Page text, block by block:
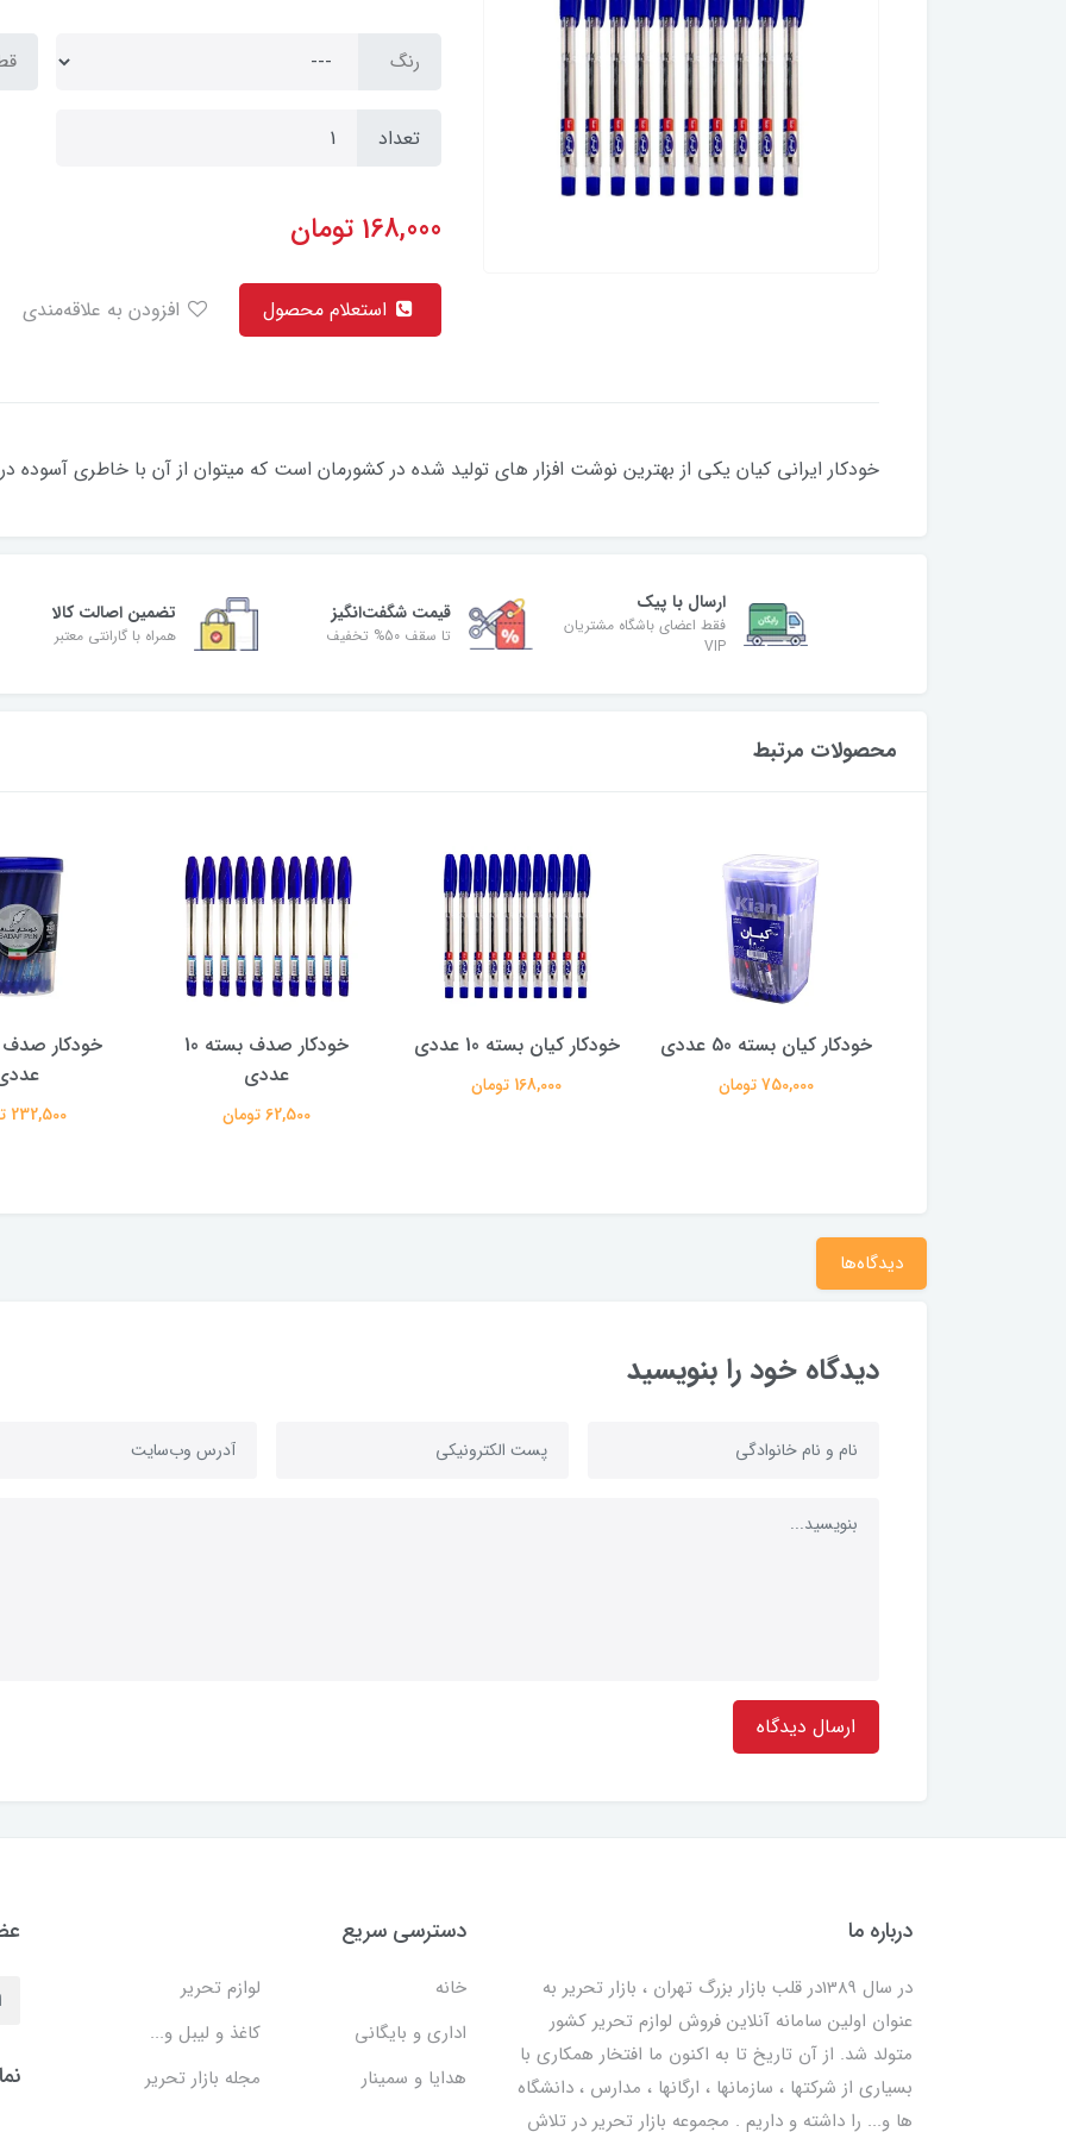
رنگ
تعداد
168,000 تومان
خودکار ایرانی کیان یکی از بهترین نوشت افزار های تولید شده در کشورمان است که میتوان از آن با خاطری آسوده
ارسال با پیک
فقط اعضای باشگاه مشتریان
VIP
قیمت شگفت‌انگیز
تا سقف 50% تخفیف
تضمین اصالت کالا
همراه با گارانتی معتبر
محصولات مرتبط
خودکار کیان بسته 10 عددی
168,000 تومان
خودکار صدف بسته 10
عددی
خودکار صدف بسته 50
عددی
232,500 تومان
خودکار
60,000 تومان
دیدگاه‌ها
دیدگاه خود را بنویسید
ارسال دیدگاه
درباره ما
در سال 1389در قلب بازار بزرگ تهران ، بازار تحریر به
عنوان اولین سامانه آنلاین فروش لوازم تحریر کشور
متولد شد. از آن تاریخ تا به اکنون ما افتخار همکاری با
بسیاری از شرکتها ، سازمانها ، ارگانها ، مدارس ، دانشگاه
ها و... را داشته و داریم . مجموعه بازار تحریر در تلاش
دسترسی سریع
خانه
لوازم تحریر
اداری و بایگانی
کاغذ و لیبل و...
هدایا و سمینار
مجله بازار تحریر